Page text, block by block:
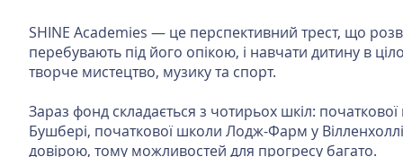
SHINE Academies — це перспективний трест, що
перебувають під його опікою, і навчати дитину в
творче мистецтво, музику та спорт.
Зараз фонд складається з чотирьох шкіл:
Бушбері, початкової школи Лодж-Фарм у
довірою, тому можливостей для прогресу багато.